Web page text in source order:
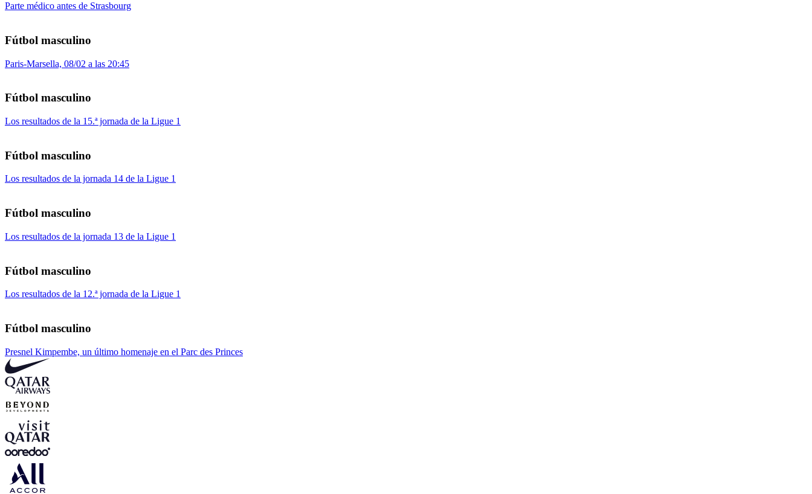
Parte médico antes de Strasbourg
Fútbol masculino
Paris-Marsella, 08/02 a las 20:45
Fútbol masculino
Los resultados de la 15.ª jornada de la Ligue 1
Fútbol masculino
Los resultados de la jornada 14 de la Ligue 1
Fútbol masculino
Los resultados de la jornada 13 de la Ligue 1
Fútbol masculino
Los resultados de la 12.ª jornada de la Ligue 1
Fútbol masculino
Presnel Kimpembe, un último homenaje en el Parc des Princes